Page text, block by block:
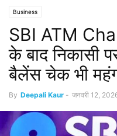
Business
SBI ATM
के बाद निकासी
बैलेंस चेक भी
By Deepali Kaur - जनवरी 12,